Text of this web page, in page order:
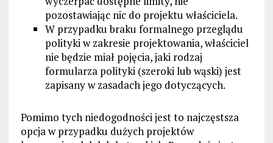
pozostawiając nic do projektu właściciela.
W przypadku braku formalnego przeglądu
polityki w zakresie projektowania, właściciel
nie będzie miał pojęcia, jaki rodzaj
formularza polityki (szeroki lub wąski) jest
zapisany w zasadach jego dotyczących.
Pomimo tych niedogodności jest to najczęstsza
opcja w przypadku dużych projektów